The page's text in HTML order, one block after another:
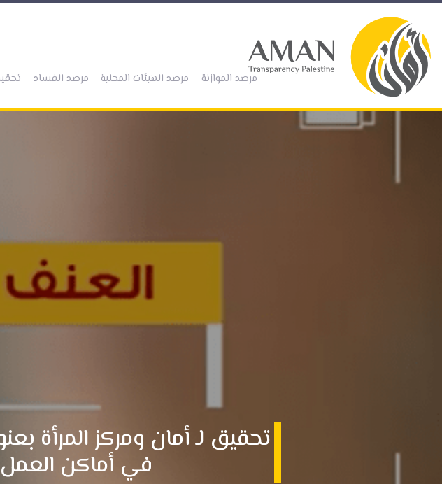
مرصد الموازنة مرصد الهيئات المحلية
(current) مرصد الفساد
(current)
تحقيق لـ أمان ومركز المرأة
في أماكن